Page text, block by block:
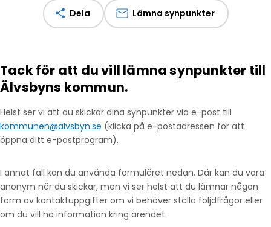
Dela Lämna synpunkter
Tack för att du vill lämna synpunkter till
Älvsbyns kommun.
Helst ser vi att du skickar dina synpunkter via e-post till
kommunen@alvsbyn.se (klicka på e-postadressen för att
öppna ditt e-postprogram).
I annat fall kan du använda formuläret nedan. Där kan du vara
anonym när du skickar, men vi ser helst att du lämnar någon
form av kontaktuppgifter om vi behöver ställa följdfrågor eller
om du vill ha information kring ärendet.